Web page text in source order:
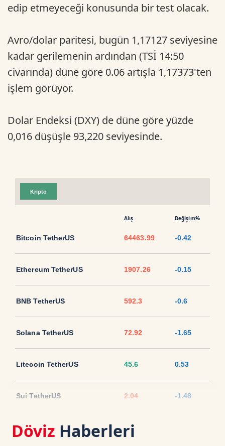
edip etmeyeceği konusunda bir test olacak.
Avro/dolar paritesi, bugün 1,17127 seviyesine
kadar gerilemenin ardından (TSİ 14:50
civarında) düne göre 0.06 artışla 1,17373'ten
işlem görüyor.
Dolar Endeksi (DXY) de düne göre yüzde
0,016 düşüşle 93,220 seviyesinde.
Kripto
Alış Değişim%
Bitcoin TetherUS 64463.99 -0.42
Ethereum TetherUS 1907.26 -0.15
BNB TetherUS 592.3 -0.6
Solana TetherUS 72.92 -1.65
Litecoin TetherUS 45.6 0.53
Sui TetherUS 2.04 -1.48
Ripple TetherUS 1.0354
Döviz Haberleri